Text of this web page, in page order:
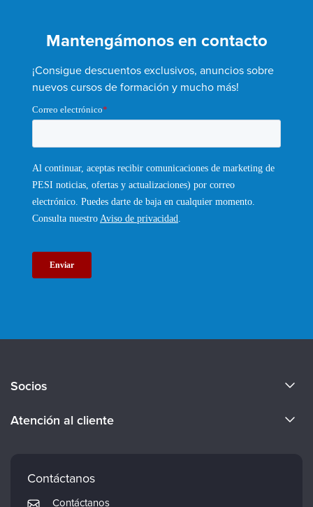
Mantengámonos en contacto
¡Consigue descuentos exclusivos, anuncios sobre
nuevos cursos de formación y mucho más!
Empleos
Socios
Psychotherapy Networker
Atención al cliente
Preguntas frecuentes
Mi cuenta
Contáctanos
Contáctanos